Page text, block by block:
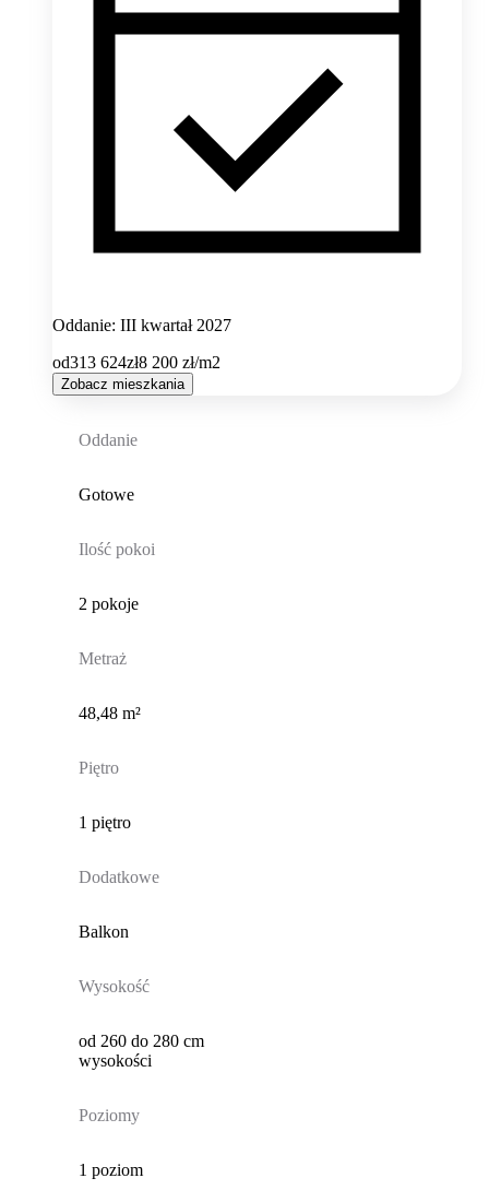
Oddanie: III kwartał 2027
od313 624zł8 200 zł/m2
Zobacz mieszkania
Oddanie
Gotowe
Ilość pokoi
2 pokoje
Metraż
48,48 m²
Piętro
1 piętro
Dodatkowe
Balkon
Wysokość
od 260 do 280 cm
wysokości
Poziomy
1 poziom